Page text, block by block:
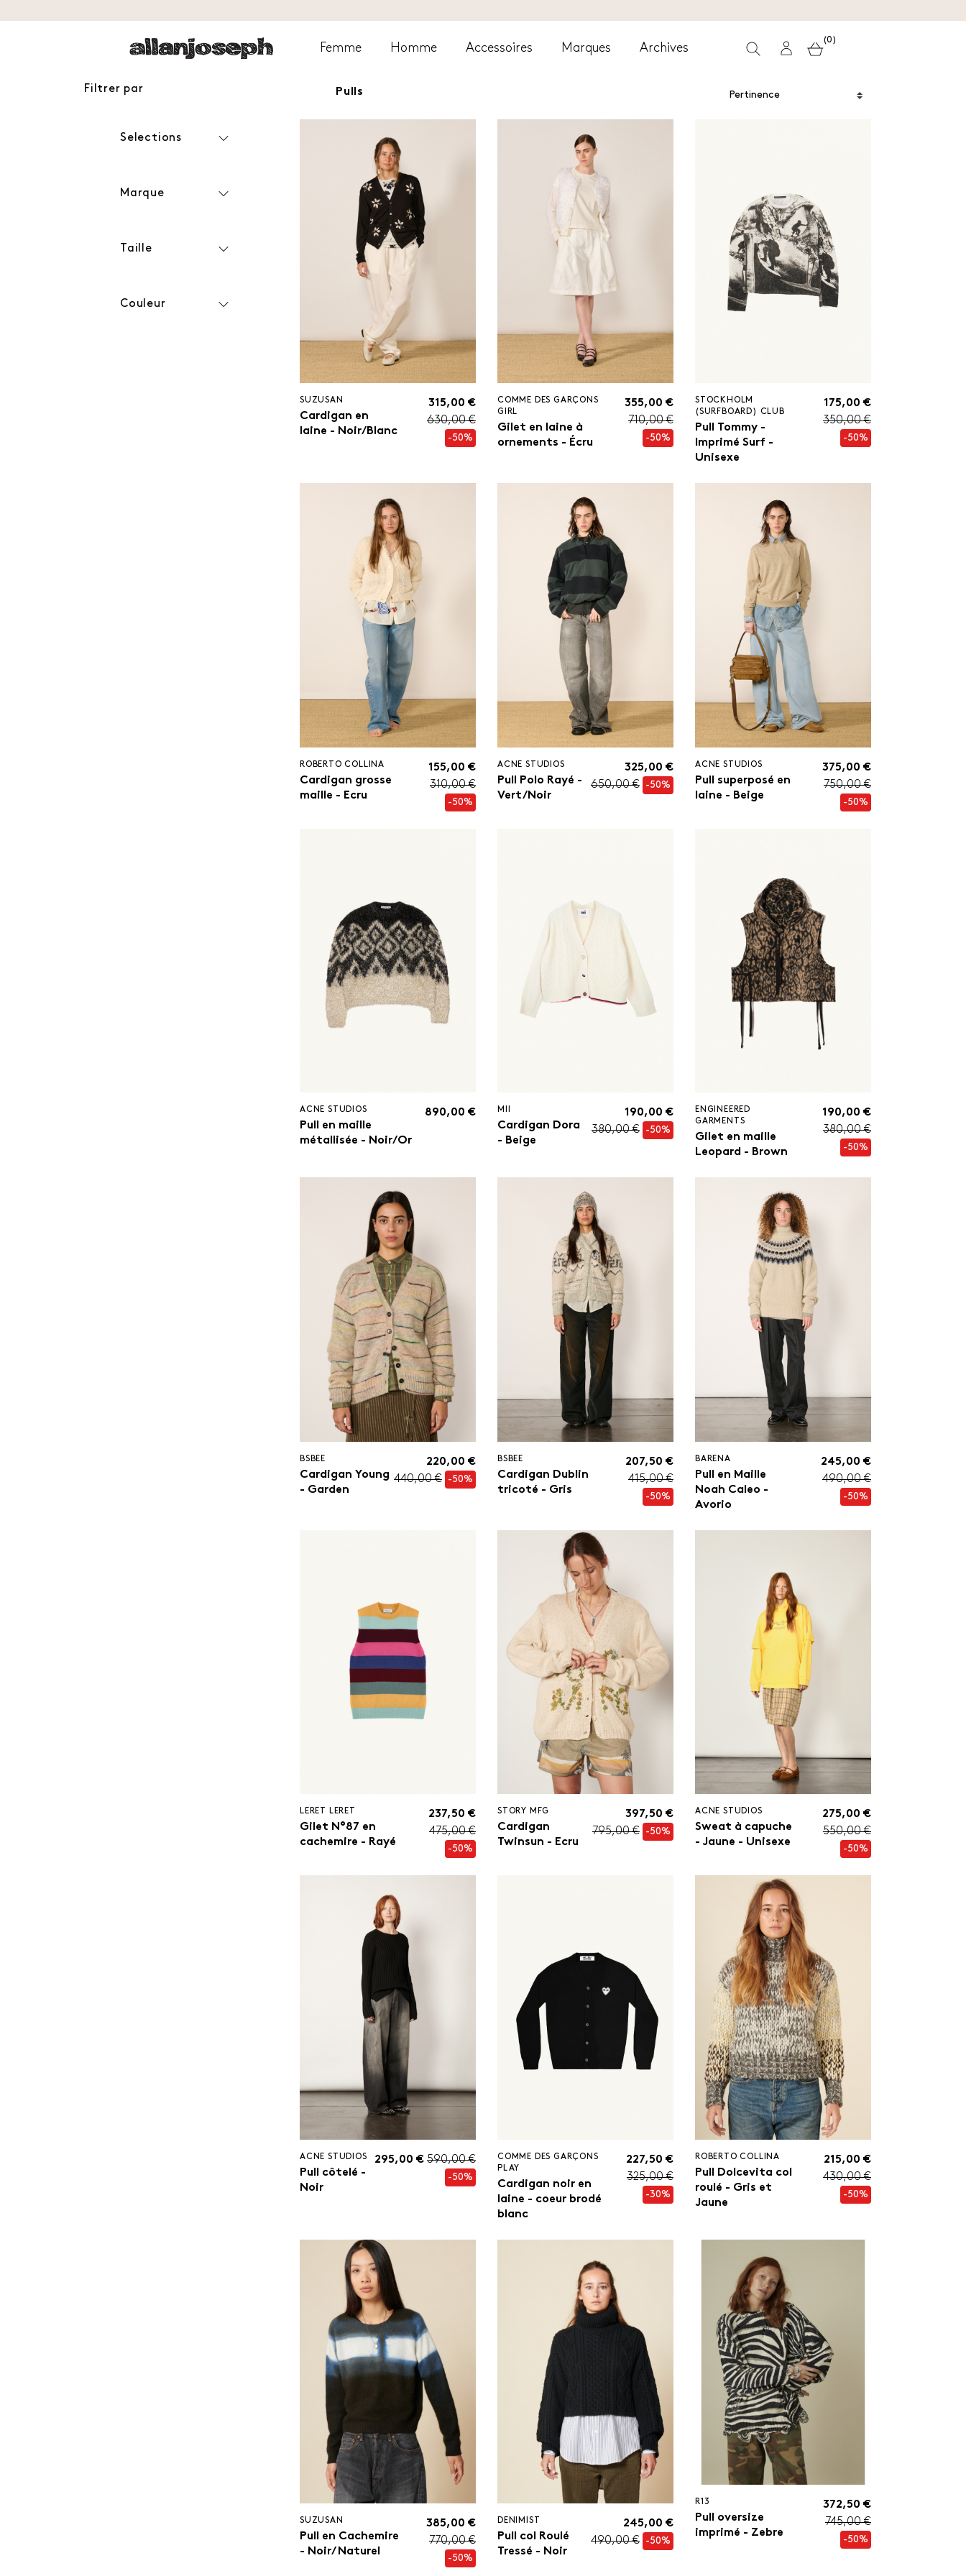
Femme Homme Accessoires Marques Archives
(0)
Pulls
SUZUSAN
Cardigan en
laine - Noir/Blanc
315,00 €
630,00 €
-50%
COMME DES GARÇONS
GIRL
Gilet en laine à
ornements - Écru
355,00 €
710,00 €
-50%
STOCKHOLM
(SURFBOARD) CLUB
Pull Tommy -
Imprimé Surf -
Unisexe
175,00 €
350,00 €
-50%
ROBERTO COLLINA
Cardigan grosse
maille - Ecru
155,00 €
310,00 €
-50%
ACNE STUDIOS
Pull Polo Rayé -
Vert/Noir
325,00 €
650,00 €
-50%
ACNE STUDIOS
Pull superposé en
laine - Beige
375,00 €
750,00 €
-50%
ACNE STUDIOS
Pull en maille
métallisée - Noir/Or
890,00 € MII
Cardigan Dora
- Beige
190,00 €
380,00 €
-50%
ENGINEERED
GARMENTS
Gilet en maille
Leopard - Brown
190,00 €
380,00 €
-50%
BSBEE
Cardigan Young
- Garden
220,00 €
440,00 €
-50%
BSBEE
Cardigan Dublin
tricoté - Gris
207,50 €
415,00 €
-50%
BARENA
Pull en Maille
Noah Caleo -
Avorio
245,00 €
490,00 €
-50%
LERET LERET
Gilet N°87 en
cachemire - Rayé
237,50 €
475,00 €
-50%
STORY MFG
Cardigan
Twinsun - Ecru
397,50 €
795,00 €
-50%
ACNE STUDIOS
Sweat à capuche
- Jaune - Unisexe
275,00 €
550,00 €
-50%
ACNE STUDIOS
Pull côtelé -
Noir
295,00 € 590,00 €
-50%
COMME DES GARÇONS
PLAY
Cardigan noir en
laine - coeur brodé
blanc
227,50 €
325,00 €
-30%
ROBERTO COLLINA
Pull Dolcevita col
roulé - Gris et
Jaune
215,00 €
430,00 €
-50%
SUZUSAN
Pull en Cachemire
- Noir/ Naturel
385,00 €
770,00 €
-50%
DENIMIST
Pull col Roulé
Tressé - Noir
245,00 €
490,00 €
-50%
R13
Pull oversize
imprimé - Zebre
372,50 €
745,00 €
-50%
Filtrer par
Selections
Marque
Taille
Couleur